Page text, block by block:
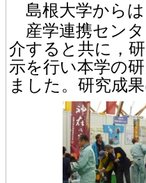
島根大学からは
産学連携センタ
介すると共に，
示を行い本学の
ました。研究成